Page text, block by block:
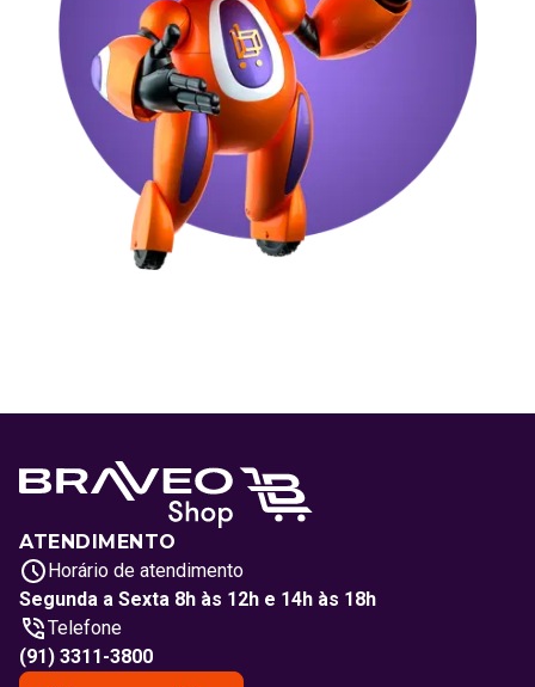
ATENDIMENTO
Horário de atendimento
Segunda a Sexta 8h às 12h e 14h às 18h
Telefone
(91) 3311-3800